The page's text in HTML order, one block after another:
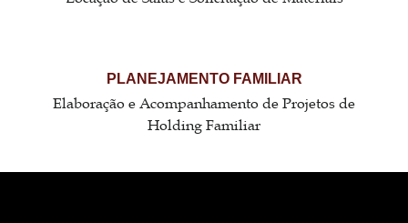
PLANEJAMENTO FAMILIAR
Elaboração e Acompanhamento de Projetos de
Holding Familiar